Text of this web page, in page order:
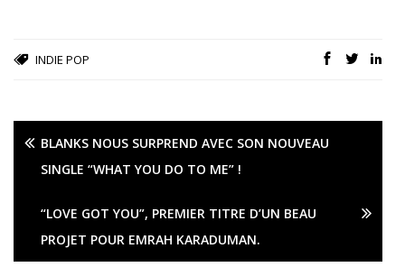
INDIE POP
BLANKS NOUS SURPREND AVEC SON NOUVEAU
SINGLE “WHAT YOU DO TO ME” !
“LOVE GOT YOU”, PREMIER TITRE D’UN BEAU
PROJET POUR EMRAH KARADUMAN.